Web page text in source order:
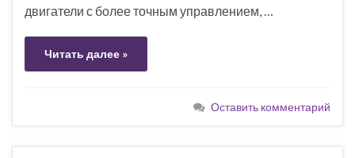
двигатели с более точным управлением, …
Читать далее »
Оставить комментарий